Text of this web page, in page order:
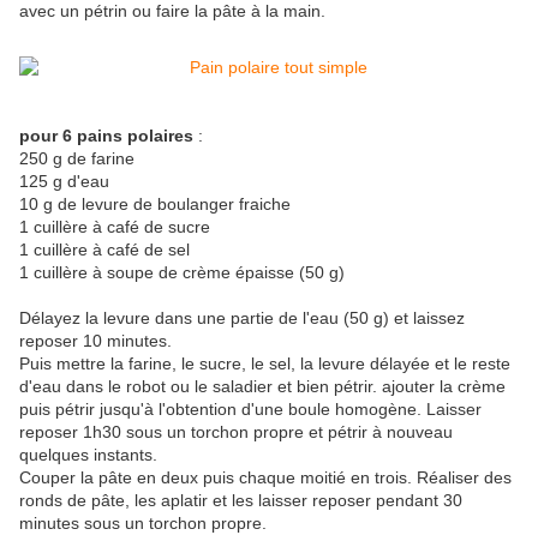
avec un pétrin ou faire la pâte à la main.
pour 6 pains polaires :
250 g de farine
125 g d'eau
10 g de levure de boulanger fraiche
1 cuillère à café de sucre
1 cuillère à café de sel
1 cuillère à soupe de crème épaisse (50 g)
Délayez la levure dans une partie de l'eau (50 g) et laissez
reposer 10 minutes.
Puis mettre la farine, le sucre, le sel, la levure délayée et le reste
d'eau dans le robot ou le saladier et bien pétrir. ajouter la crème
puis pétrir jusqu'à l'obtention d'une boule homogène. Laisser
reposer 1h30 sous un torchon propre et pétrir à nouveau
quelques instants.
Couper la pâte en deux puis chaque moitié en trois. Réaliser des
ronds de pâte, les aplatir et les laisser reposer pendant 30
minutes sous un torchon propre.